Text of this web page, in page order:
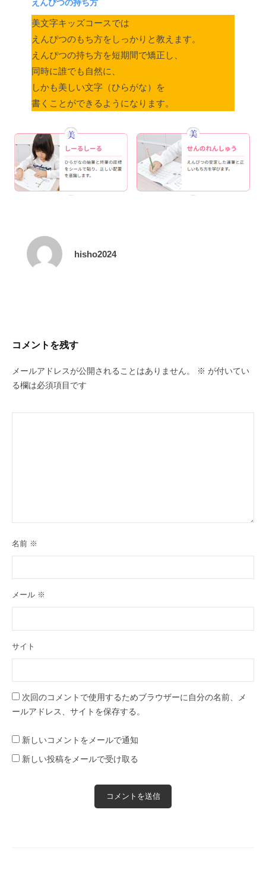
えんぴつの持ち方
美文字キッズコースでは
えんぴつのもち方をしっかりと教えます。
えんぴつの持ち方を短期間で矯正し、
同時に誰でも自然に、
しかも美しい文字（ひらがな）を
書くことができるようになります。
hisho2024
コメントを残す
メールアドレスが公開されることはありません。 ※ が付いてい
る欄は必須項目です
名前 ※
メール ※
サイト
次回のコメントで使用するためブラウザーに自分の名前、メ
ールアドレス、サイトを保存する。
新しいコメントをメールで通知
新しい投稿をメールで受け取る